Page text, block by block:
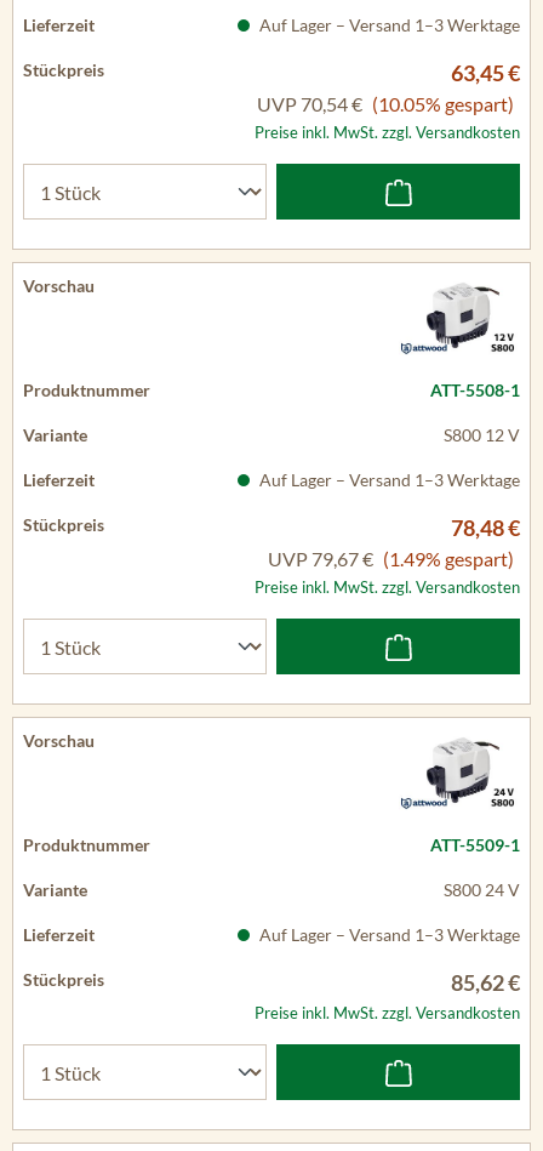
Auf Lager – Versand 1–3 Werktage
63,45 €
UVP 70,54 € (10.05% gespart)
Preise inkl. MwSt. zzgl. Versandkosten
ATT-5508-1
S800 12 V
Auf Lager – Versand 1–3 Werktage
78,48 €
UVP 79,67 € (1.49% gespart)
Preise inkl. MwSt. zzgl. Versandkosten
ATT-5509-1
S800 24 V
Auf Lager – Versand 1–3 Werktage
85,62 €
Preise inkl. MwSt. zzgl. Versandkosten